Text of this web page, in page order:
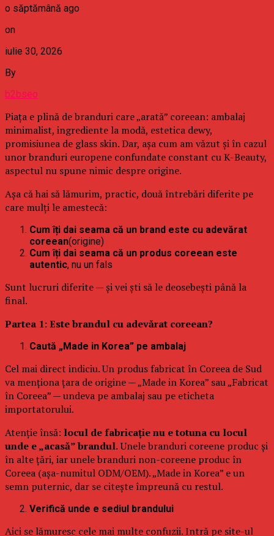
o săptămână ago
on
iulie 30, 2026
By
b2bseo
Piața e plină de branduri care „arată” coreean: ambalaj
minimalist, ingrediente la modă, estetica dewy,
promisiunea de glass skin. Dar, așa cum am văzut și în cazul
unor branduri europene confundate constant cu K-Beauty,
aspectul nu spune nimic despre origine.
Așa că hai să lămurim, practic, două întrebări diferite pe
care mulți le amestecă:
Cum îți dai seama că un brand este cu adevărat
coreean(origine)
Cum îți dai seama că un produs coreean este
autentic, nu un fals
Sunt lucruri diferite — și vei ști să le deosebești până la
final.
Partea 1: Este brandul cu adevărat coreean?
Caută „Made in Korea” pe ambalaj
Cel mai direct indiciu. Un produs fabricat în Coreea de Sud
va menționa țara de origine — „Made in Korea” sau „Fabricat
în Coreea” — undeva pe ambalaj sau pe eticheta
importatorului.
Atenție însă: locul de fabricație nu e totuna cu locul
unde e „acasă” brandul.Unele branduri coreene produc și
în alte țări, iar unele branduri non-coreene produc în
Coreea (așa-numitul ODM/OEM). „Made in Korea” e un
semn puternic, dar se citește împreună cu restul.
Verifică unde e sediul brandului
Aici se lămuresc cele mai multe confuzii. Intră pe site-ul